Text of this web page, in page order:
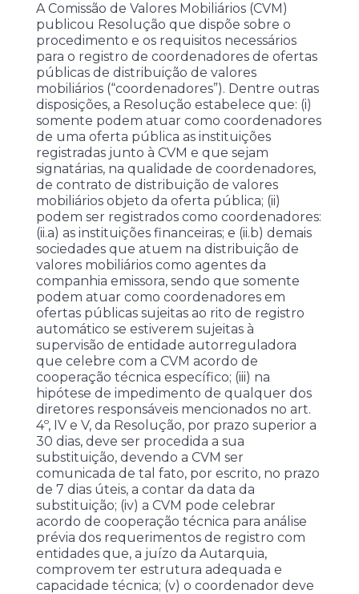
A Comissão de Valores Mobiliários (CVM)
publicou Resolução que dispõe sobre o
procedimento e os requisitos necessários
para o registro de coordenadores de ofertas
públicas de distribuição de valores
mobiliários (“coordenadores”). Dentre outras
disposições, a Resolução estabelece que: (i)
somente podem atuar como coordenadores
de uma oferta pública as instituições
registradas junto à CVM e que sejam
signatárias, na qualidade de coordenadores,
de contrato de distribuição de valores
mobiliários objeto da oferta pública; (ii)
podem ser registrados como coordenadores:
(ii.a) as instituições financeiras; e (ii.b) demais
sociedades que atuem na distribuição de
valores mobiliários como agentes da
companhia emissora, sendo que somente
podem atuar como coordenadores em
ofertas públicas sujeitas ao rito de registro
automático se estiverem sujeitas à
supervisão de entidade autorreguladora
que celebre com a CVM acordo de
cooperação técnica específico; (iii) na
hipótese de impedimento de qualquer dos
diretores responsáveis mencionados no art.
4º, IV e V, da Resolução, por prazo superior a
30 dias, deve ser procedida a sua
substituição, devendo a CVM ser
comunicada de tal fato, por escrito, no prazo
de 7 dias úteis, a contar da data da
substituição; (iv) a CVM pode celebrar
acordo de cooperação técnica para análise
prévia dos requerimentos de registro com
entidades que, a juízo da Autarquia,
comprovem ter estrutura adequada e
capacidade técnica; (v) o coordenador deve